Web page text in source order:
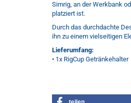
Simrig, an der Werkbank
platziert ist.
Durch das durchdachte
ihn zu einem vielseitigen
Lieferumfang:
• 1x RigCup Getränkehalter